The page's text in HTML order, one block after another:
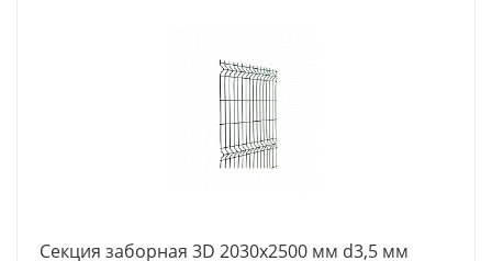
Секция заборная 3D 2030х2500 мм d3,5 мм